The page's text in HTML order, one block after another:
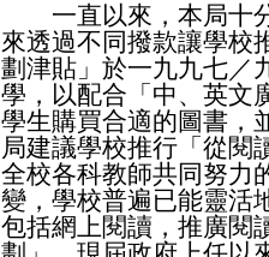
一直以來，本局十分
來透過不同撥款讓學校
劃津貼」於一九九七／
學，以配合「中、英文
學生購買合適的圖書，
局建議學校推行「從閱
全校各科教師共同努力
變，學校普遍已能靈活
包括網上閱讀，推廣閱